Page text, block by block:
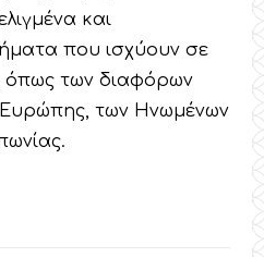
και
που ισχύουν σε
όπως των διαφόρων
Ευρώπης, των Ηνωμένων